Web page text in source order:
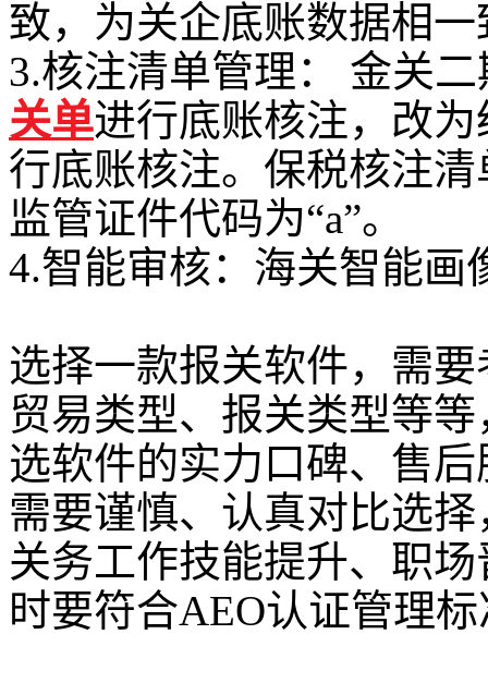
致，为关企底账数据相
3.核注清单管理： 金关
关单进行底账核注，改
行底账核注。保税核注
监管证件代码为“a”。
4.智能审核：海关智能画
选择一款报关软件，需
贸易类型、报关类型等
选软件的实力口碑、售
需要谨慎、认真对比选
关务工作技能提升、职
时要符合AEO认证管理